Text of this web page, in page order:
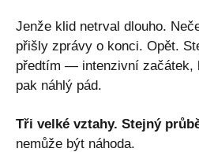
Jenže klid netrval dlouho.
přišly zprávy o konci. Opět.
předtím — intenzivní začátek,
pak náhlý pád.
Tři velké vztahy. Stejný
nemůže být náhoda.